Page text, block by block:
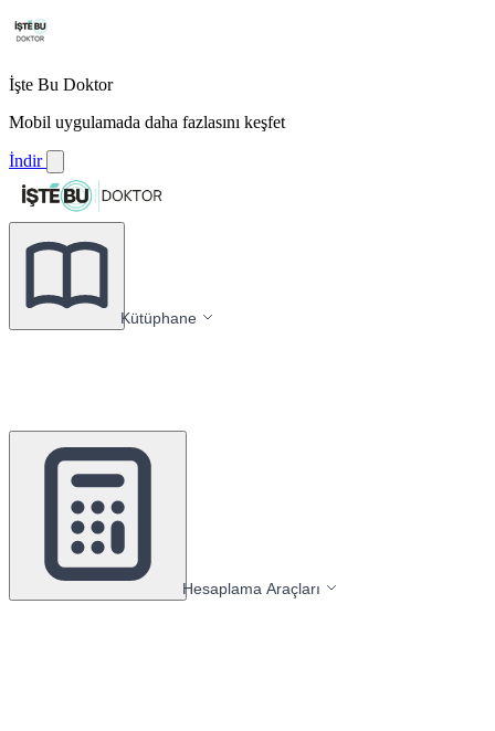
İşte Bu Doktor
Mobil uygulamada daha fazlasını keşfet
İndir
Kütüphane
Hesaplama Araçları